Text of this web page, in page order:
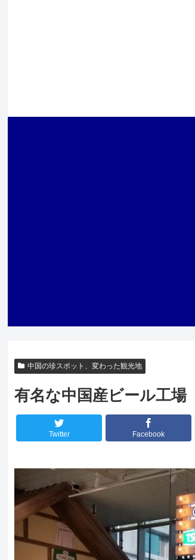
中国の珍スポット、変わった観光地
有名な中国産ビール工場
Twitter Facebook